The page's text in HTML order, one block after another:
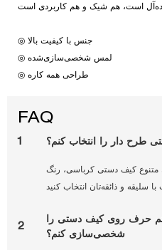
◎ لمس شخصی‌سازی‌شده
◎ طراحی همه کاره
FAQ
1 طرح دار را انتخاب کنم؟
متنوع کیف دستی کرباسی، رنگ
2
حرف روی کیف دستی را
شخصی‌سازی کنم؟